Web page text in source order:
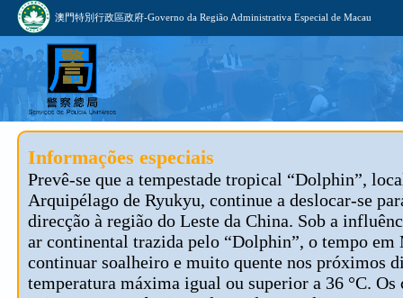
澳門特別行政區政府-Governo da Região Administrativa Especial de Macau
Informações especiais
Prevê-se que a tempestade tropical “Dolphin”,
Arquipélago de Ryukyu, continue a deslocar-se
direcção à região do Leste da China. Sob a
ar continental trazida pelo “Dolphin”, o tempo em
continuar soalheiro e muito quente nos próximos
temperatura máxima igual ou superior a 36 °C. Os